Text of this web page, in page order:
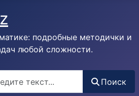
подробные методички и
любой сложности.
Поиск